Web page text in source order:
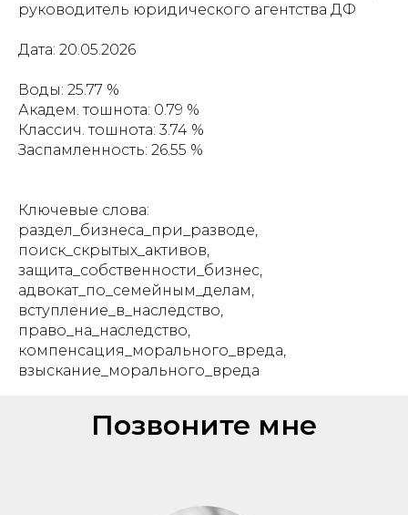
руководитель юридического агентства ДФ
Дата: 20.05.2026
Воды: 25.77 %
Академ. тошнота: 0.79 %
Классич. тошнота: 3.74 %
Заспамленность: 26.55 %
Ключевые слова:
раздел_бизнеса_при_разводе,
поиск_скрытых_активов,
защита_собственности_бизнес,
адвокат_по_семейным_делам,
вступление_в_наследство,
право_на_наследство,
компенсация_морального_вреда,
взыскание_морального_вреда
Позвоните мне